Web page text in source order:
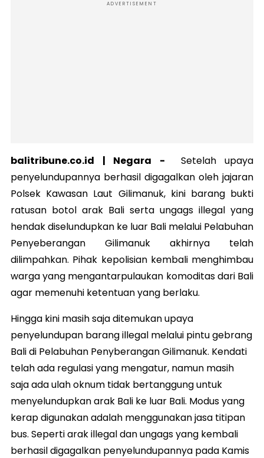
ADVERTISEMENT
balitribune.co.id | Negara - Setelah upaya
penyelundupannya berhasil digagalkan oleh jajaran
Polsek Kawasan Laut Gilimanuk, kini barang bukti
ratusan botol arak Bali serta ungags illegal yang
hendak diselundupkan ke luar Bali melalui Pelabuhan
Penyeberangan Gilimanuk akhirnya telah
dilimpahkan. Pihak kepolisian kembali menghimbau
warga yang mengantarpulaukan komoditas dari Bali
agar memenuhi ketentuan yang berlaku.
Hingga kini masih saja ditemukan upaya
penyelundupan barang illegal melalui pintu gebrang
Bali di Pelabuhan Penyberangan Gilimanuk. Kendati
telah ada regulasi yang mengatur, namun masih
saja ada ulah oknum tidak bertanggung untuk
menyelundupkan arak Bali ke luar Bali. Modus yang
kerap digunakan adalah menggunakan jasa titipan
bus. Seperti arak illegal dan ungags yang kembali
berhasil digagalkan penyelundupannya pada Kamis